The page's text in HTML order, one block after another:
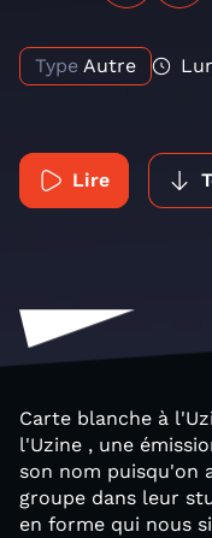
Type Autre
Lire
Carte blanche à
l'Uzine , une
son nom puisqu'on
groupe dans leur
en forme qui nous